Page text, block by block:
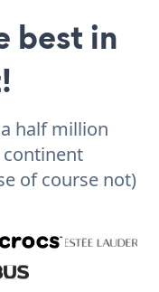
best in
half million
continent
of course not)